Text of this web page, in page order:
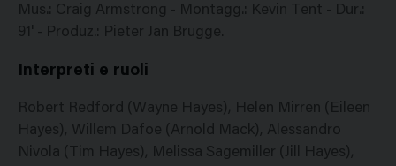
Mus.: Craig Armstrong - Montagg.: Kevin Tent - Dur.:
91' - Produz.: Pieter Jan Brugge.
Interpreti e ruoli
Robert Redford (Wayne Hayes), Helen Mirren (Eileen
Hayes), Willem Dafoe (Arnold Mack), Alessandro
Nivola (Tim Hayes), Melissa Sagemiller (Jill Hayes),